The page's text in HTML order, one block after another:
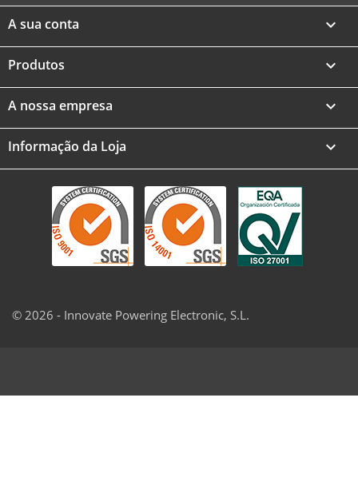
A sua conta 
Produtos 
A nossa empresa 
Informação da Loja keyboard_arrow_down
© 2026 - Innovate Powering Electronic, S.L.